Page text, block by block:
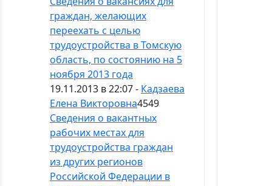
граждан, желающих
переехать с целью
трудоустройства в Томскую
область, по состоянию на 5
ноября 2013 года
19.11.2013 в 22:07 - Кадзаева
Елена Викторовна4549
Сведения о вакантных
рабочих местах для
трудоустройства граждан
из других регионов
Российской Федерации в